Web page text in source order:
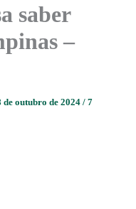
saber
–
de outubro de 2024 / 7